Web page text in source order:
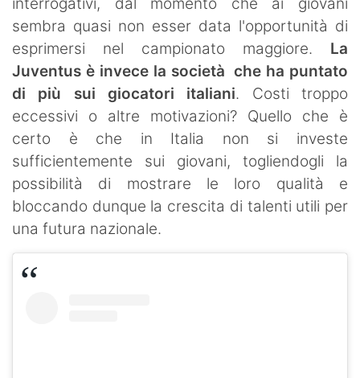
sembra quasi non esser data l'opportunità di
esprimersi nel campionato maggiore. La
Juventus è invece la società che ha puntato
di più sui giocatori italiani. Costi troppo
eccessivi o altre motivazioni? Quello che è
certo è che in Italia non si investe
sufficientemente sui giovani, togliendogli la
possibilità di mostrare le loro qualità e
bloccando dunque la crescita di talenti utili per
una futura nazionale.